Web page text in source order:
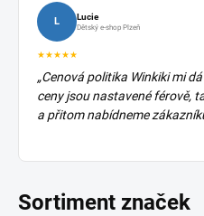
L Lucie
Dětský e-shop Plzeň
★★★★★
„Cenová politika Winkiki mi
ceny jsou nastavené férově,
a přitom nabídneme
Sortiment značek